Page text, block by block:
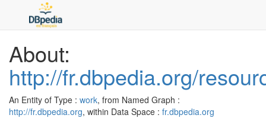
About:
http://fr.dbpedia.org/
An Entity of Type : work, from Named Graph :
http://fr.dbpedia.org, within Data Space : fr.dbpedia.org